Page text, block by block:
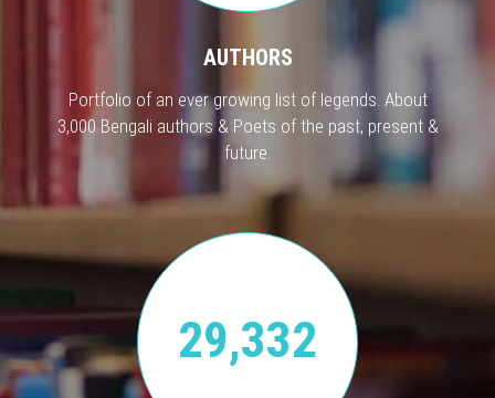
AUTHORS
Portfolio of an ever growing list of legends. About
3,000 Bengali authors & Poets of the past, present &
future.
29,332